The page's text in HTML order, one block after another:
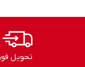
تحویل